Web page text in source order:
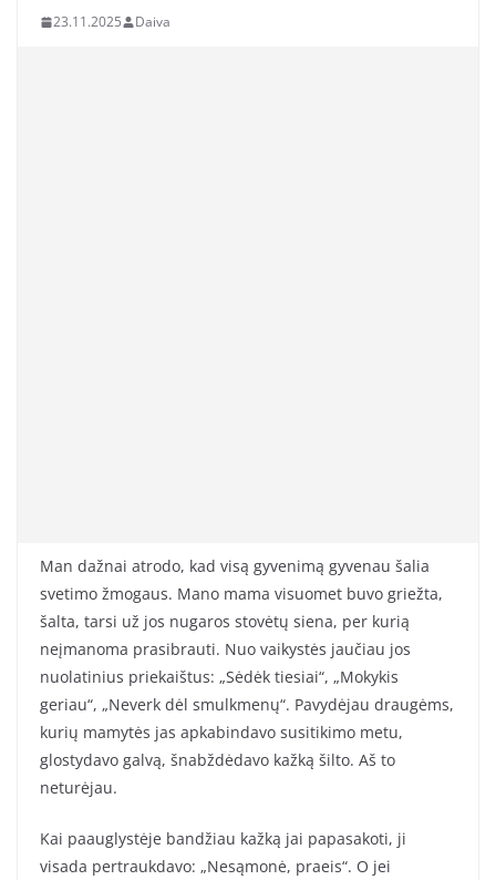
23.11.2025 Daiva
Man dažnai atrodo, kad visą gyvenimą gyvenau šalia
svetimo žmogaus. Mano mama visuomet buvo griežta,
šalta, tarsi už jos nugaros stovėtų siena, per kurią
neįmanoma prasibrauti. Nuo vaikystės jaučiau jos
nuolatinius priekaištus: „Sėdėk tiesiai“, „Mokykis
geriau“, „Neverk dėl smulkmenų“. Pavydėjau draugėms,
kurių mamytės jas apkabindavo susitikimo metu,
glostydavo galvą, šnabždėdavo kažką šilto. Aš to
neturėjau.
Kai paauglystėje bandžiau kažką jai papasakoti, ji
visada pertraukdavo: „Nesąmonė, praeis“. O jei